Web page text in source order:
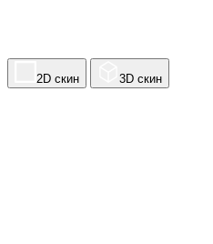
2D скин 3D скин